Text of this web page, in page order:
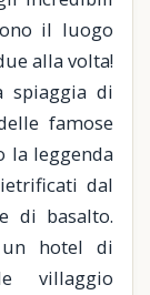
il luogo
alla volta!
spiaggia di
famose
la leggenda
dal
di basalto.
un hotel di
villaggio